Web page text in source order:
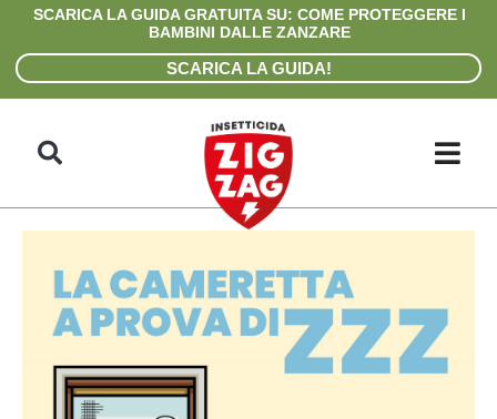
SCARICA LA GUIDA GRATUITA SU: COME PROTEGGERE I
BAMBINI DALLE ZANZARE
SCARICA LA GUIDA!
Search